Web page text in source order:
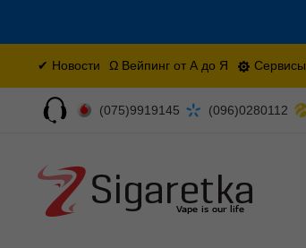
✔ Новости Ω Вейпинг от А до Я Сервисы
(075)9919145 (096)0280112